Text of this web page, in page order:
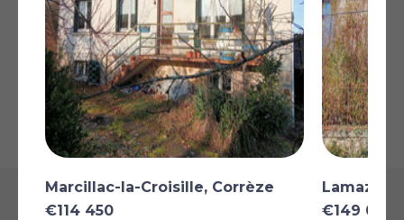
AFFICHER SUR LA CARTE
La carte peut ne pas indiquer l'emplacement exact
Marcillac-la-Croisille, Corrèze
€114 450
€149 000